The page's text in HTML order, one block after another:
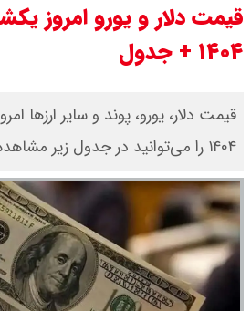
۱۴۰۴ + جدول
۱۴۰۴ را می‌توانید در جدول زیر مشاهده نمایید.